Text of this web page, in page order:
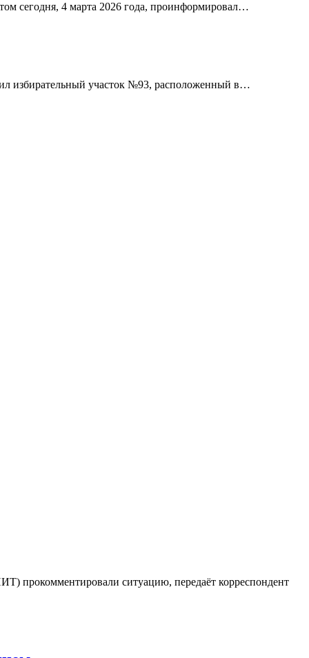
сегодня, 4 марта 2026 года, проинформировал…
избирательный участок №93, расположенный в…
прокомментировали ситуацию, передаёт корреспондент